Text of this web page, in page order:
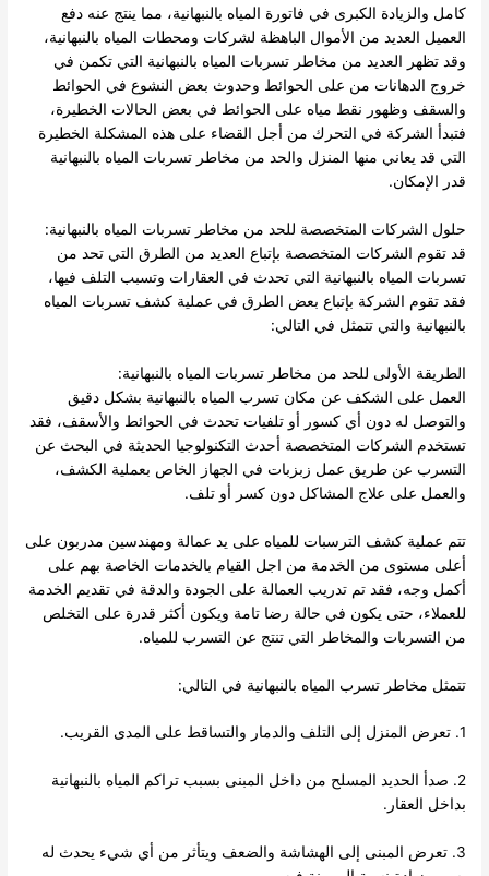
كامل والزيادة الكبرى في فاتورة المياه بالنبهانية، مما ينتج عنه دفع
العميل العديد من الأموال الباهظة لشركات ومحطات المياه بالنبهانية،
وقد تظهر العديد من مخاطر تسربات المياه بالنبهانية التي تكمن في
خروج الدهانات من على الحوائط وحدوث بعض النشوع في الحوائط
والسقف وظهور نقط مياه على الحوائط في بعض الحالات الخطيرة،
فتبدأ الشركة في التحرك من أجل القضاء على هذه المشكلة الخطيرة
التي قد يعاني منها المنزل والحد من مخاطر تسربات المياه بالنبهانية
قدر الإمكان.
حلول الشركات المتخصصة للحد من مخاطر تسربات المياه بالنبهانية:
قد تقوم الشركات المتخصصة بإتباع العديد من الطرق التي تحد من
تسربات المياه بالنبهانية التي تحدث في العقارات وتسبب التلف فيها،
فقد تقوم الشركة بإتباع بعض الطرق في عملية كشف تسربات المياه
بالنبهانية والتي تتمثل في التالي:
الطريقة الأولى للحد من مخاطر تسربات المياه بالنبهانية:
العمل على الشكف عن مكان تسرب المياه بالنبهانية بشكل دقيق
والتوصل له دون أي كسور أو تلفيات تحدث في الحوائط والأسقف، فقد
تستخدم الشركات المتخصصة أحدث التكنولوجيا الحديثة في البحث عن
التسرب عن طريق عمل زبزبات في الجهاز الخاص بعملية الكشف،
والعمل على علاج المشاكل دون كسر أو تلف.
تتم عملية كشف الترسبات للمياه على يد عمالة ومهندسين مدربون على
أعلى مستوى من الخدمة من اجل القيام بالخدمات الخاصة بهم على
أكمل وجه، فقد تم تدريب العمالة على الجودة والدقة في تقديم الخدمة
للعملاء، حتى يكون في حالة رضا تامة ويكون أكثر قدرة على التخلص
من التسربات والمخاطر التي تنتج عن التسرب للمياه.
تتمثل مخاطر تسرب المياه بالنبهانية في التالي:
1. تعرض المنزل إلى التلف والدمار والتساقط على المدى القريب.
2. صدأ الحديد المسلح من داخل المبنى بسبب تراكم المياه بالنبهانية
بداخل العقار.
3. تعرض المبنى إلى الهشاشة والضعف ويتأثر من أي شيء يحدث له